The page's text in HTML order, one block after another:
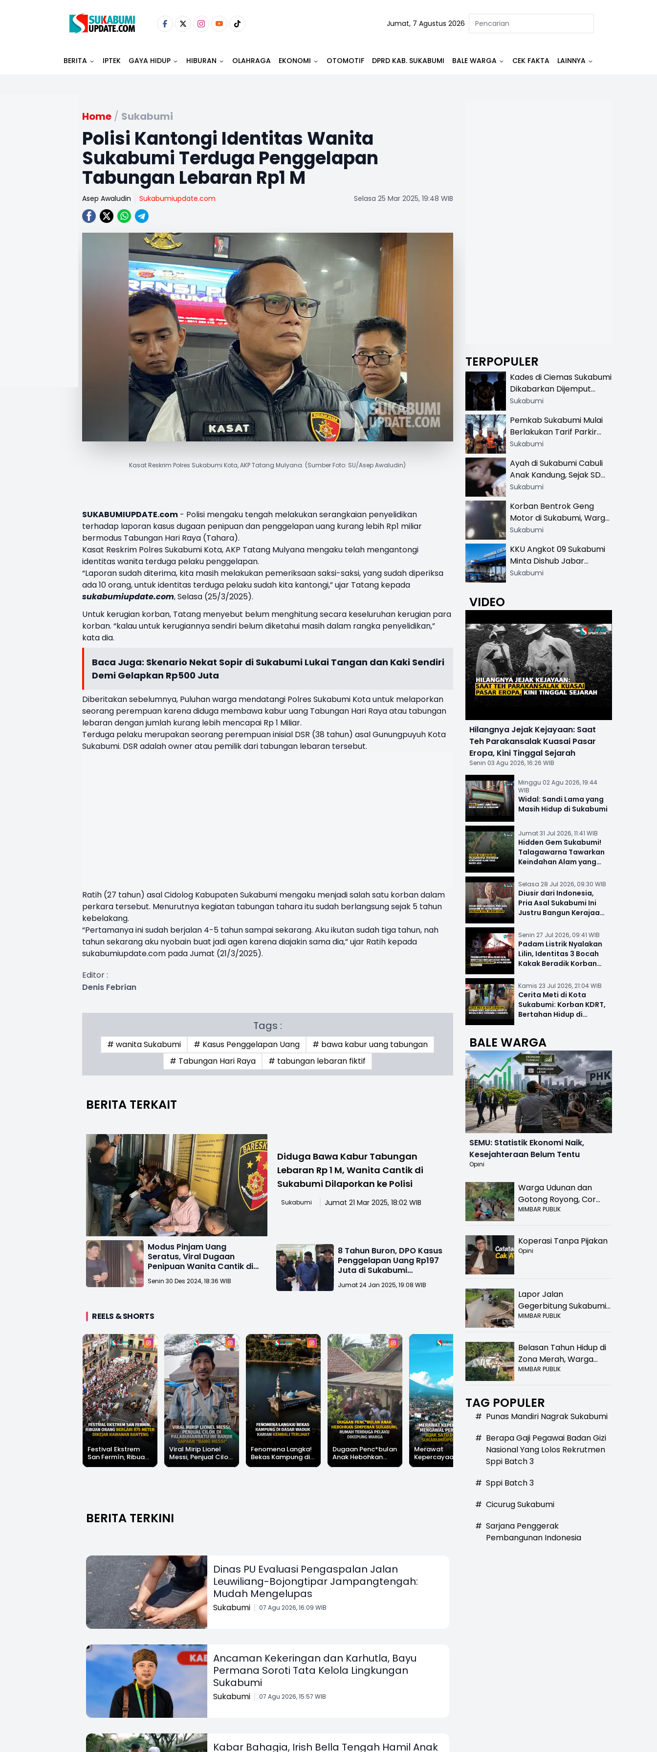
Jumat, 7 Agustus 2026
BERITA IPTEK GAYA HIDUP HIBURAN OLAHRAGA EKONOMI OTOMOTIF DPRD KAB. SUKABUMI BALE WARGA CEK FAKTA LAINNYA
Home / Sukabumi
Polisi Kantongi Identitas Wanita
Sukabumi Terduga Penggelapan
Tabungan Lebaran Rp1 M
Asep Awaludin Sukabumiupdate.com Selasa 25 Mar 2025, 19:48 WIB
Kasat Reskrim Polres Sukabumi Kota, AKP Tatang Mulyana. (Sumber Foto: SU/Asep Awaludin)
SUKABUMIUPDATE.com - Polisi mengaku tengah melakukan serangkaian penyelidikan
terhadap laporan kasus dugaan penipuan dan penggelapan uang kurang lebih Rp1 miliar
bermodus Tabungan Hari Raya (Tahara).
Kasat Reskrim Polres Sukabumi Kota, AKP Tatang Mulyana mengaku telah mengantongi
identitas wanita terduga pelaku penggelapan.
“Laporan sudah diterima, kita masih melakukan pemeriksaan saksi-saksi, yang sudah diperiksa
ada 10 orang, untuk identitas terduga pelaku sudah kita kantongi,” ujar Tatang kepada
sukabumiupdate.com, Selasa (25/3/2025).
Untuk kerugian korban, Tatang menyebut belum menghitung secara keseluruhan kerugian para
korban. “kalau untuk kerugiannya sendiri belum diketahui masih dalam rangka penyelidikan,”
kata dia.
Baca Juga: Skenario Nekat Sopir di Sukabumi Lukai Tangan dan Kaki Sendiri
Demi Gelapkan Rp500 Juta
Diberitakan sebelumnya, Puluhan warga mendatangi Polres Sukabumi Kota untuk melaporkan
seorang perempuan karena diduga membawa kabur uang Tabungan Hari Raya atau tabungan
lebaran dengan jumlah kurang lebih mencapai Rp 1 Miliar.
Terduga pelaku merupakan seorang perempuan inisial DSR (38 tahun) asal Gunungpuyuh Kota
Sukabumi. DSR adalah owner atau pemilik dari tabungan lebaran tersebut.
Ratih (27 tahun) asal Cidolog Kabupaten Sukabumi mengaku menjadi salah satu korban dalam
perkara tersebut. Menurutnya kegiatan tabungan tahara itu sudah berlangsung sejak 5 tahun
kebelakang.
“Pertamanya ini sudah berjalan 4-5 tahun sampai sekarang. Aku ikutan sudah tiga tahun, nah
tahun sekarang aku nyobain buat jadi agen karena diajakin sama dia,” ujar Ratih kepada
sukabumiupdate.com pada Jumat (21/3/2025).
Editor :
Denis Febrian
Tags :
# wanita Sukabumi # Kasus Penggelapan Uang
# bawa kabur uang tabungan
# Tabungan Hari Raya
# tabungan lebaran fiktif
BERITA TERKAIT
Diduga Bawa Kabur Tabungan
Lebaran Rp 1 M, Wanita Cantik di
Sukabumi Dilaporkan ke Polisi
Sukabumi Jumat 21 Mar 2025, 18:02 WIB
Modus Pinjam Uang
Seratus, Viral Dugaan
Penipuan Wanita Cantik di
Sukabumi
Senin 30 Des 2024, 18:36 WIB
8 Tahun Buron, DPO Kasus
Penggelapan Uang Rp197
Juta di Sukabumi
Ditangkap Kejagung
Jumat 24 Jan 2025, 19:08 WIB
REELS & SHORTS
Festival Ekstrem
San Fermín, Ribuan
Orang Berlari 875
Viral Mirip Lionel
Messi, Penjual Cilok
di Palabuhanratu Ini
Fenomena Langka!
Bekas Kampung di
Dasar Waduk Karian
Dugaan Penc*bulan
Anak Hebohkan
Simpenan
Merawat
Kepercayaan,
Mengawal
Sukabumiupdate.com
Hilangnya Jejak
Kejayaan: Saat Teh
Parakansalak
Kini Tinggal Sejarah
Widal: Sandi Lama
BERITA TERKINI
Dinas PU Evaluasi Pengaspalan Jalan
Leuwiliang-Bojongtipar Jampangtengah:
Mudah Mengelupas
Sukabumi 07 Agu 2026, 16:09 WIB
Ancaman Kekeringan dan Karhutla, Bayu
Permana Soroti Tata Kelola Lingkungan
Sukabumi
Sukabumi 07 Agu 2026, 15:57 WIB
Kabar Bahagia, Irish Bella Tengah Hamil Anak
TERPOPULER
Kades di Ciemas Sukabumi
Dikabarkan Dijemput
Satnarkoba, Polisi
Sukabumi
Pemkab Sukabumi Mulai
Berlakukan Tarif Parkir
Resmi di 13 Lokasi Wisata,
Khusus
Sukabumi
Ayah di Sukabumi Cabuli
Anak Kandung, Sejak SD
Hingga SMA
Sukabumi
Korban Bentrok Geng
Motor di Sukabumi, Warga
dan Sopir Tangki
Sukabumi
KKU Angkot 09 Sukabumi
Minta Dishub Jabar
Tertibkan Trayek Ciawi-
Sukabumi
VIDEO
Hilangnya Jejak Kejayaan: Saat
Teh Parakansalak Kuasai Pasar
Eropa, Kini Tinggal Sejarah
Senin 03 Agu 2026, 16:26 WIB
Minggu 02 Agu 2026, 19:44
WIB
Widal: Sandi Lama yang
Masih Hidup di Sukabumi
Jumat 31 Jul 2026, 11:41 WIB
Hidden Gem Sukabumi!
Talagawarna Tawarkan
Keindahan Alam yang
Selasa 28 Jul 2026, 09:30 WIB
Diusir dari Indonesia,
Pria Asal Sukabumi Ini
Justru Bangun Kerajaan
Senin 27 Jul 2026, 09:41 WIB
Padam Listrik Nyalakan
Lilin, Identitas 3 Bocah
Kakak Beradik Korban
Kamis 23 Jul 2026, 21:04 WIB
Cerita Meti di Kota
Sukabumi: Korban KDRT,
Bertahan Hidup di
BALE WARGA
SEMU: Statistik Ekonomi Naik,
Kesejahteraan Belum Tentu
Opini
Warga Udunan dan
Gotong Royong, Cor
Jalan Hancur di
MIMBAR PUBLIK
Koperasi Tanpa Pijakan
Opini
Lapor Jalan
Gegerbitung Sukabumi
Bolong! Bahaya Bagi
MIMBAR PUBLIK
Belasan Tahun Hidup di
Zona Merah, Warga
Kampung Nangewer
Relokasi
MIMBAR PUBLIK
TAG POPULER
# Punas Mandiri Nagrak Sukabumi
# Berapa Gaji Pegawai Badan Gizi
Nasional Yang Lolos Rekrutmen
Sppi Batch 3
# Sppi Batch 3
# Cicurug Sukabumi
# Sarjana Penggerak
Pembangunan Indonesia